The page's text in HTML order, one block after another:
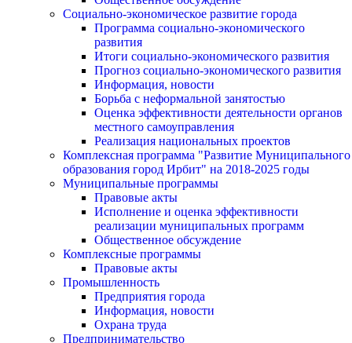
Социально-экономическое развитие города
Программа социально-экономического
развития
Итоги социально-экономического развития
Прогноз социально-экономического развития
Информация, новости
Борьба с неформальной занятостью
Оценка эффективности деятельности органов
местного самоуправления
Реализация национальных проектов
Комплексная программа "Развитие Муниципального
образования город Ирбит" на 2018-2025 годы
Муниципальные программы
Правовые акты
Исполнение и оценка эффективности
реализации муниципальных программ
Общественное обсуждение
Комплексные программы
Правовые акты
Промышленность
Предприятия города
Информация, новости
Охрана труда
Предпринимательство